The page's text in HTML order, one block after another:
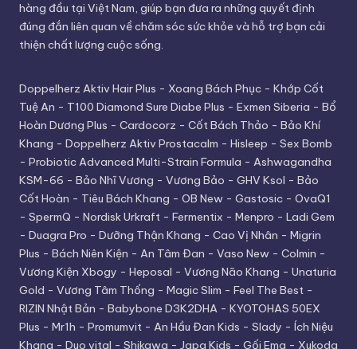
hàng đầu tại Việt Nam, giúp bạn đưa ra những quyết định
đúng đắn liên quan về chăm sóc sức khỏe và hỗ trợ bạn cải
thiện chất lượng cuộc sống.
Doppelherz Aktiv Hair Plus - Xoang Bách Phục - Khớp Cốt
Tuệ An - T100 Diamond Sure Diabe Plus - Exmen Siberia - Bổ
Hoàn Dương Plus - Cardocorz - Cốt Bách Thảo - Bảo Khí
Khang - Doppelherz Aktiv Prostacalm - Hisleep - Sex Bomb
- Probiotic Advanced Multi-Strain Formula - Ashwagandha
KSM-66 - Bảo Nhĩ Vương - Vương Bảo - GHV Ksol - Bảo
Cốt Hoàn - Tiêu Bách Khang - OB New - Gastosic - OvaQ1
- SpermQ - Nordisk Urkraft - Fermentix - Menpro - Ladi Gem
- Duagra Pro - Dưỡng Thận Khang - Cao Vị Nhân - Migrin
Plus - Bách Niên Kiện - An Tâm Đan - Vaso New - Colmin -
Vương Kiện Xbogy - Heposal - Vương Não Khang - Unaturia
Gold - Vương Tâm Thống - Magic Slim - Feel The Best -
RIZIN Nhật Bản - Babybone D3K2DHA - KYOTOHAS 50EX
Plus - Mr1h - Promumvit - An Hầu Đan Kids - Slady - Ích Niệu
Khang - Duo vital - Shikawa - Japa Kids - Gối Ema - Xukoda